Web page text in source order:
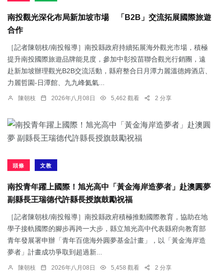
南投觀光深化布局新加坡市場 「B2B」交流拓展國際旅遊
合作
［記者陳朝枝/南投報導］南投縣政府持續拓展海外觀光市場，積極
提升南投國際旅遊品牌能見度，參加中彰投苗聯合觀光行銷團，遠
赴新加坡辦理觀光B2B交流活動，縣府整合日月潭力麗溫德姆酒店、
力麗哲園-日潭館、九九峰氦氣...
陳朝枝 2026年八月08日 5,462 觀看 2 分享
頭條 文教
南投青年躍上國際！旭光高中「黃金海岸造夢者」赴澳圓夢
副縣長王瑞德代許縣長授旗鼓勵祝福
［記者陳朝枝/南投報導］南投縣政府積極推動國際教育，協助在地
學子接軌國際的腳步再跨一大步，縣立旭光高中代表縣府向教育部
青年發展署申辦「青年百億海外圓夢基金計畫」，以「黃金海岸造
夢者」計畫成功爭取到超過新...
陳朝枝 2026年八月08日 5,458 觀看 2 分享